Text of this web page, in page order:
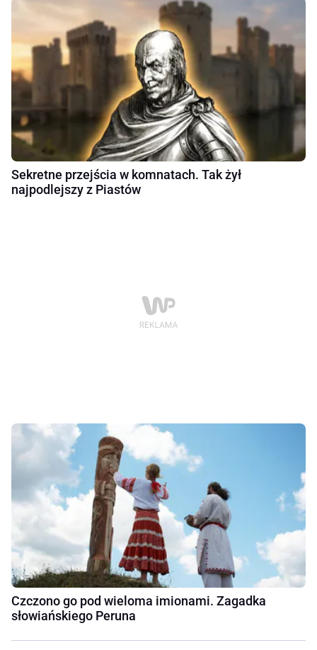
Sekretne przejścia w komnatach. Tak żył
najpodlejszy z Piastów
Czczono go pod wieloma imionami. Zagadka
słowiańskiego Peruna